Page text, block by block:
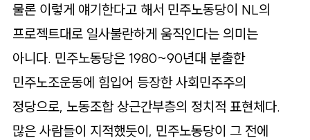
물론 이렇게 얘기한다고 해서 민주노동당이 NL의
프로젝트대로 일사불란하게 움직인다는 의미는
아니다. 민주노동당은 1980~90년대 분출한
민주노조운동에 힘입어 등장한 사회민주주의
정당으로, 노동조합 상근간부층의 정치적 표현체다.
많은 사람들이 지적했듯이, 민주노동당이 그 전에